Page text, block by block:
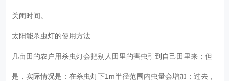
关闭时间。
太阳能杀虫灯的使用方法
几亩田的农户用杀虫灯会把别人田里的害虫引到自己田里来；但
是，实际情况是：在杀虫灯下1m半径范围内虫量会增加；过去，